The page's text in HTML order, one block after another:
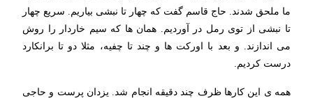
ما ملحق شدند. حاج قاسم گفت که چهار تا نبشی بیاریم. سریع چهار
تا نبشی از توی رمل در آوردیم. همان ها که سیم خاردار را روش
می اندازند. و بعد با اورکت ها و چند تا چفیه، مثلا دو تا برانکارد
درست کردیم.
همه ی این کارها ظرف چند دقیقه انجام شد. یزدان پرست و حاجی